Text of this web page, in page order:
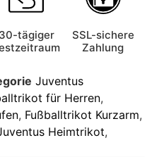
30-tägiger
SSL-sichere
Zahlung
Juventus
für Herren,
, Fußballtrikot Kurzarm,
Heimtrikot,